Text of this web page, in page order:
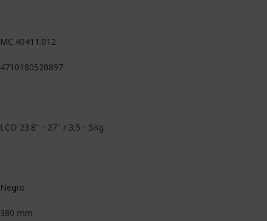
MC.40411.012
4710180520897
LCD 23.8" - 27" / 3,5 - 5Kg
Negro
380 mm